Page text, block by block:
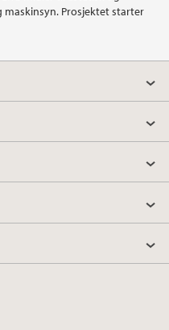
Prosjektet starter